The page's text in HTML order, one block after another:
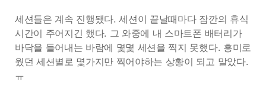
세션들은 계속 진행됐다. 세션이 끝날때마다 잠깐의 휴식
시간이 주어지긴 했다. 그 와중에 내 스마트폰 배터리가
바닥을 들어내는 바람에 몇몇 세션을 찍지 못했다. 흥미로
웠던 세션별로 몇가지만 찍어야하는 상황이 되고 말았다.
ㅠ